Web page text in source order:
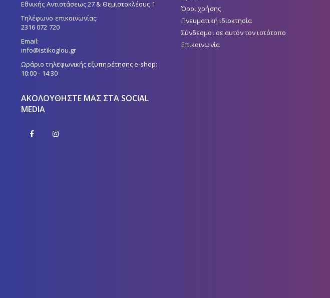
Εθνικής Αντιστάσεως 27 & Θεμιστοκλέους 1
Τηλέφωνο επικοινωνίας:
2316 072 720
Email:
info@istikoglou.gr
Ωράριο τηλεφωνικής εξυπηρέτησης e-shop:
10:00 - 14:30
ΑΚΟΛΟΥΘΉΣΤΕ ΜΑΣ ΣΤΑ SOCIAL
MEDIA
Όροι χρήσης
Πνευματική ιδιοκτησία
Σύνδεσμοι σε αυτόν τον ιστότοπο
Επικοινωνία